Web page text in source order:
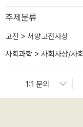
주제분류
고전 > 서양고전사상
사회과학 > 사회사상/사